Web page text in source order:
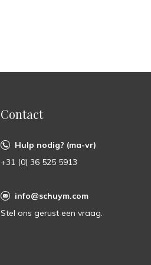
Contact
Hulp nodig? (ma-vr)
+31 (0) 36 525 5913
info@schuym.com
Stel ons gerust een vraag.